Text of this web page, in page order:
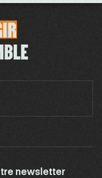
newsletter